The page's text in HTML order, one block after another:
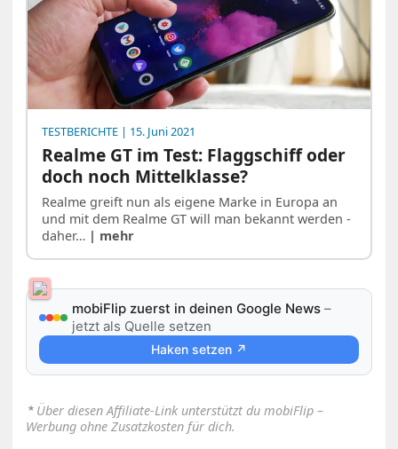
TESTBERICHTE | 15. Juni 2021
Realme GT im Test: Flaggschiff oder
doch noch Mittelklasse?
Realme greift nun als eigene Marke in Europa an
und mit dem Realme GT will man bekannt werden -
daher… | mehr
mobiFlip zuerst in deinen Google News –
jetzt als Quelle setzen
Haken setzen ↗
⋆ Über diesen Affiliate-Link unterstützt du mobiFlip –
Werbung ohne Zusatzkosten für dich.